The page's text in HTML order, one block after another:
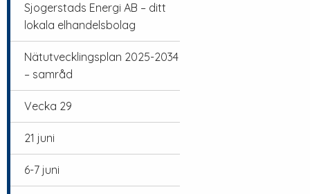
Sjogerstads Energi AB – ditt
lokala elhandelsbolag
Nätutvecklingsplan 2025-2034
– samråd
Vecka 29
21 juni
6-7 juni